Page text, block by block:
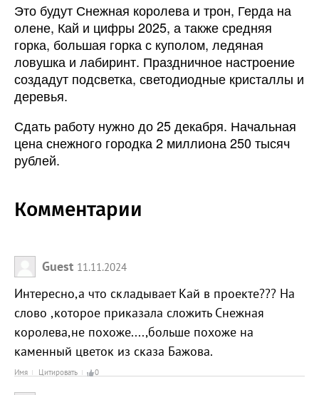
Это будут Снежная королева и трон, Герда на
олене, Кай и цифры 2025, а также средняя
горка, большая горка с куполом, ледяная
ловушка и лабиринт. Праздничное настроение
создадут подсветка, светодиодные кристаллы и
деревья.
Сдать работу нужно до 25 декабря. Начальная
цена снежного городка 2 миллиона 250 тысяч
рублей.
Комментарии
Guest 11.11.2024
Интересно,а что складывает Кай в проекте??? На
слово ,которое приказала сложить Снежная
королева,не похоже....,больше похоже на
каменный цветок из сказа Бажова.
Имя Цитировать 0